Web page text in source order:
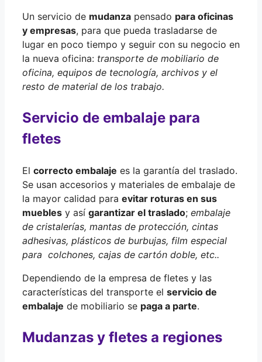
Un servicio de mudanza pensado para oficinas
y empresas, para que pueda trasladarse de
lugar en poco tiempo y seguir con su negocio en
la nueva oficina: transporte de mobiliario de
oficina, equipos de tecnología, archivos y el
resto de material de los trabajo.
Servicio de embalaje para
fletes
El correcto embalaje es la garantía del traslado.
Se usan accesorios y materiales de embalaje de
la mayor calidad para evitar roturas en sus
muebles y así garantizar el traslado; embalaje
de cristalerías, mantas de protección, cintas
adhesivas, plásticos de burbujas, film especial
para colchones, cajas de cartón doble, etc..
Dependiendo de la empresa de fletes y las
características del transporte el servicio de
embalaje de mobiliario se paga a parte.
Mudanzas y fletes a regiones